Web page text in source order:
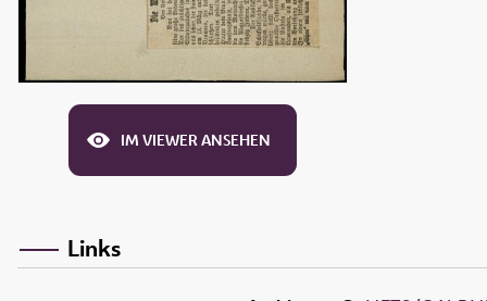
IM VIEWER ANSEHEN
Links